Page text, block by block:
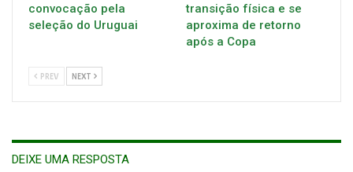
convocação pela
seleção do Uruguai
transição física e se
aproxima de retorno
após a Copa
PREV NEXT
DEIXE UMA RESPOSTA